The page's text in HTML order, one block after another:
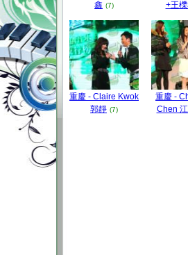
鑫 (7)
+王
重慶 - Claire Kwok
郭靜 (7)
重慶 -
Chen